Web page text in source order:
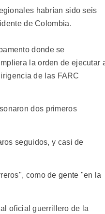
habrían sido seis
de Colombia.
donde se
la orden de ejecutar
de las FARC
dos primeros
seguidos, y casi de
como de gente "en la
oficial guerrillero de la